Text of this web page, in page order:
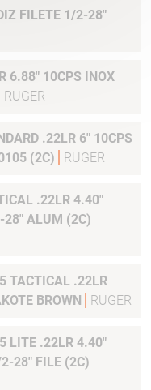
FILETE 1/2-28"
6.88" 10CPS INOX
RUGER
.22LR 6" 10CPS
(2C)
RUGER
1/2-28" ALUM (2C)
TACTICAL .22LR
BROWN
RUGER
LITE .22LR 4.40"
28" FILE (2C)